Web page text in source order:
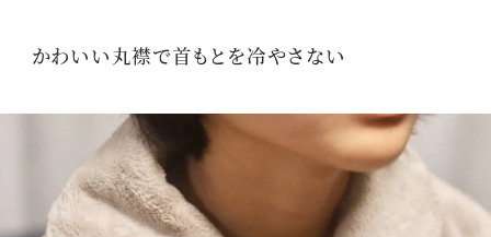
かわいい丸襟で首もとを冷やさない